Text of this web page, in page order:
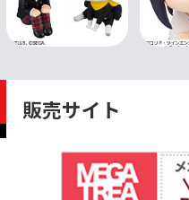
販売サイト